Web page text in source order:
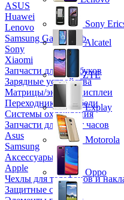
ASUS
Huawei
Lenovo
Samsung Galaxy Tab
Sony
Xiaomi
Запчасти для ноутбуков
Зарядные устройства
Матрицы/экраны/дисплеи
Переходники и кабели
Системы охлаждения
Запчасти для смарт часов
Asus
Samsung
Аксессуары
Apple
Чехлы для телефонов и
Защитные стекла
Sony
Alcatel
ZTE
Explay
Motorola
Oppo